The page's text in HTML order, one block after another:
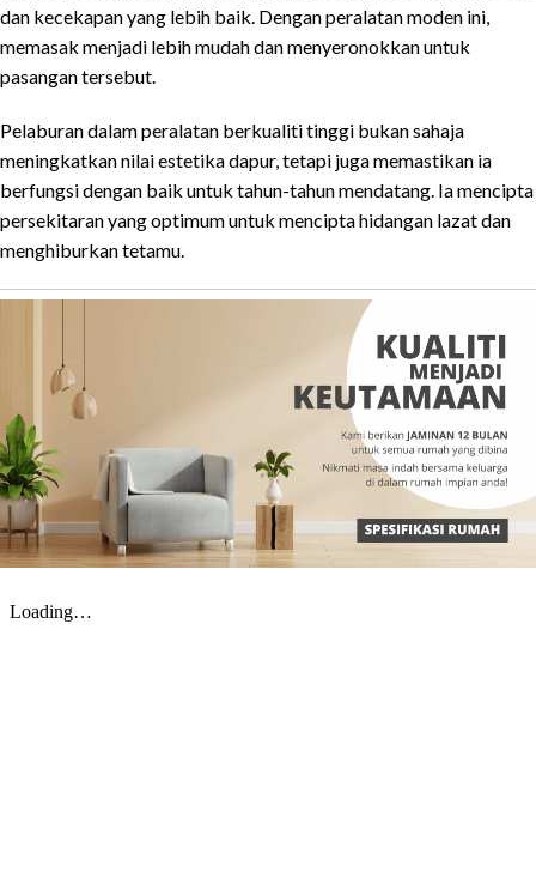
dan kecekapan yang lebih baik. Dengan peralatan moden ini,
memasak menjadi lebih mudah dan menyeronokkan untuk
pasangan tersebut.
Pelaburan dalam peralatan berkualiti tinggi bukan sahaja
meningkatkan nilai estetika dapur, tetapi juga memastikan ia
berfungsi dengan baik untuk tahun-tahun mendatang. Ia mencipta
persekitaran yang optimum untuk mencipta hidangan lazat dan
menghiburkan tetamu.